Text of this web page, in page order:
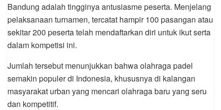
Bandung adalah tingginya antusiasme peserta. Menjelang
pelaksanaan turnamen, tercatat hampir 100 pasangan atau
sekitar 200 peserta telah mendaftarkan diri untuk ikut serta
dalam kompetisi ini.
Jumlah tersebut menunjukkan bahwa olahraga padel
semakin populer di Indonesia, khususnya di kalangan
masyarakat urban yang mencari olahraga baru yang seru
dan kompetitif.